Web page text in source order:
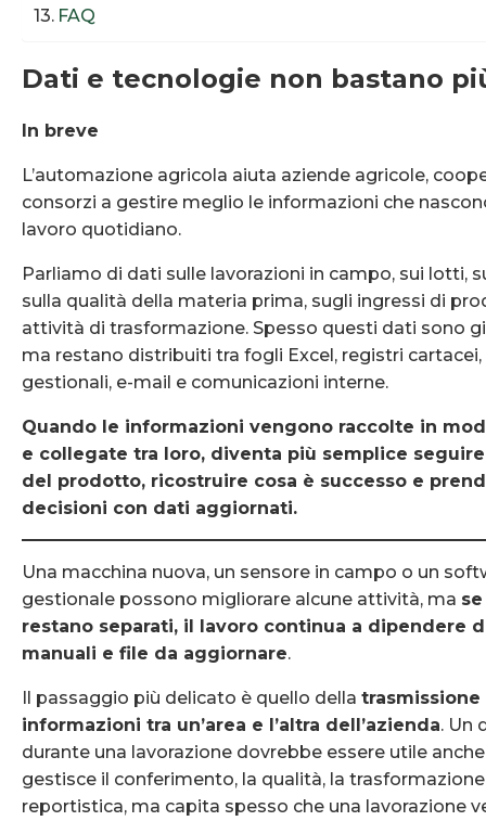
FAQ
Dati e tecnologie non bastano
In breve
L’automazione agricola aiuta aziende agricole,
consorzi a gestire meglio le informazioni che
lavoro quotidiano.
Parliamo di dati sulle lavorazioni in campo, sui lotti,
sulla qualità della materia prima, sugli ingressi di
attività di trasformazione. Spesso questi dati sono
ma restano distribuiti tra fogli Excel, registri cartacei,
gestionali, e-mail e comunicazioni interne.
Quando le informazioni vengono raccolte in
e collegate tra loro, diventa più semplice
del prodotto, ricostruire cosa è successo e
decisioni con dati aggiornati.
Una macchina nuova, un sensore in campo o un
gestionale possono migliorare alcune attività, ma
restano separati, il lavoro continua a dipendere
manuali e file da aggiornare.
Il passaggio più delicato è quello della trasmissione
informazioni tra un’area e l’altra dell’azienda. Un
durante una lavorazione dovrebbe essere utile
gestisce il conferimento, la qualità, la
reportistica, ma capita spesso che una lavorazione